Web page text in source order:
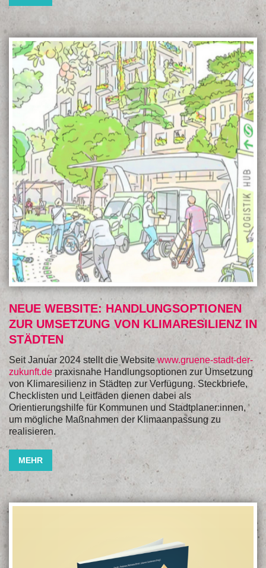
NEUE WEBSITE: HANDLUNGSOPTIONEN
ZUR UMSETZUNG VON KLIMARESILIENZ IN
STÄDTEN
Seit Januar 2024 stellt die Websitewww.gruene-stadt-der-
zukunft.de praxisnahe Handlungsoptionen zur Umsetzung
von Klimaresilienz in Städten zur Verfügung. Steckbriefe,
Checklisten und Leitfäden dienen dabei als
Orientierungshilfe für Kommunen und Stadtplaner:innen,
um mögliche Maßnahmen der Klimaanpassung zu
realisieren.
MEHR